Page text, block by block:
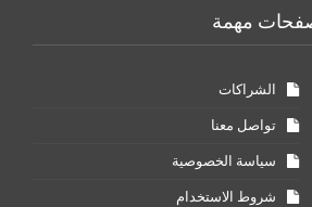
مهمة
الشراكات
تواصل معنا
سياسة الخصوصية
شروط الاستخدام